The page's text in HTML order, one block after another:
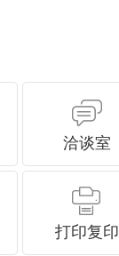
洽谈室
打印复印